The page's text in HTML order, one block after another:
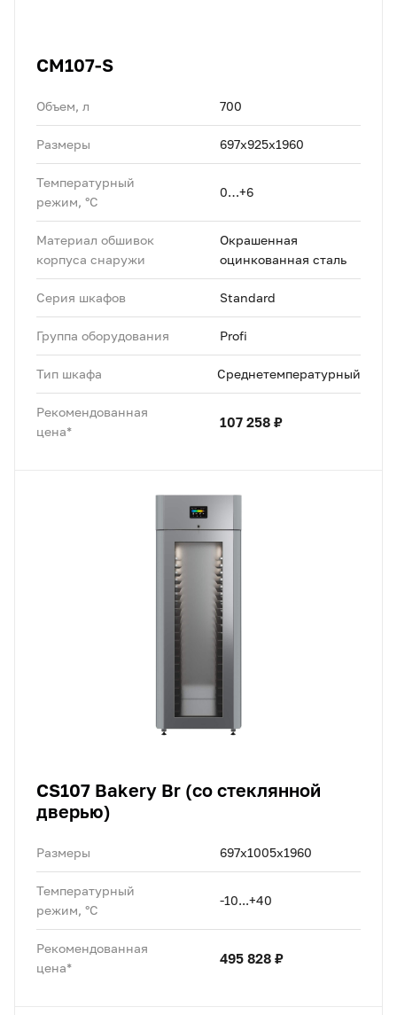
CM107-S
Объем, л 700
Размеры 697х925х1960
Температурный
режим, °C
0…+6
Материал обшивок
корпуса снаружи
Окрашенная
оцинкованная сталь
Серия шкафов Standard
Группа оборудования Profi
Тип шкафа Среднетемпературный
Рекомендованная
цена*
107 258 ₽
CS107 Bakery Br (со стеклянной
дверью)
Размеры 697x1005x1960
Температурный
режим, °C
-10...+40
Рекомендованная
цена*
495 828 ₽